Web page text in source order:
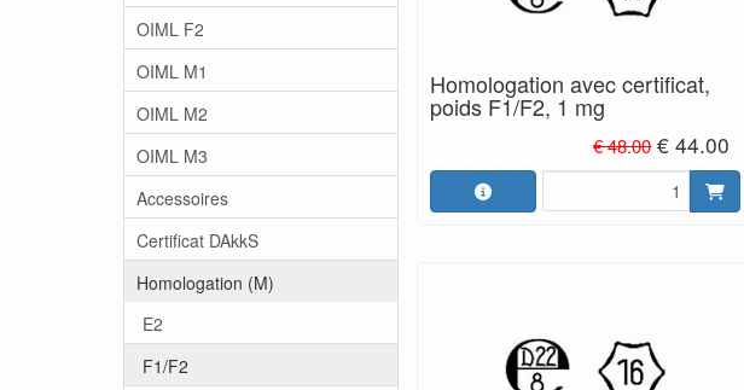
OIML F2
OIML M1
OIML M2
OIML M3
Accessoires
Certificat DAkkS
Homologation (M)
E2
F1/F2
Homologation avec certificat,
poids F1/F2, 1 mg
€ 48.00 € 44.00